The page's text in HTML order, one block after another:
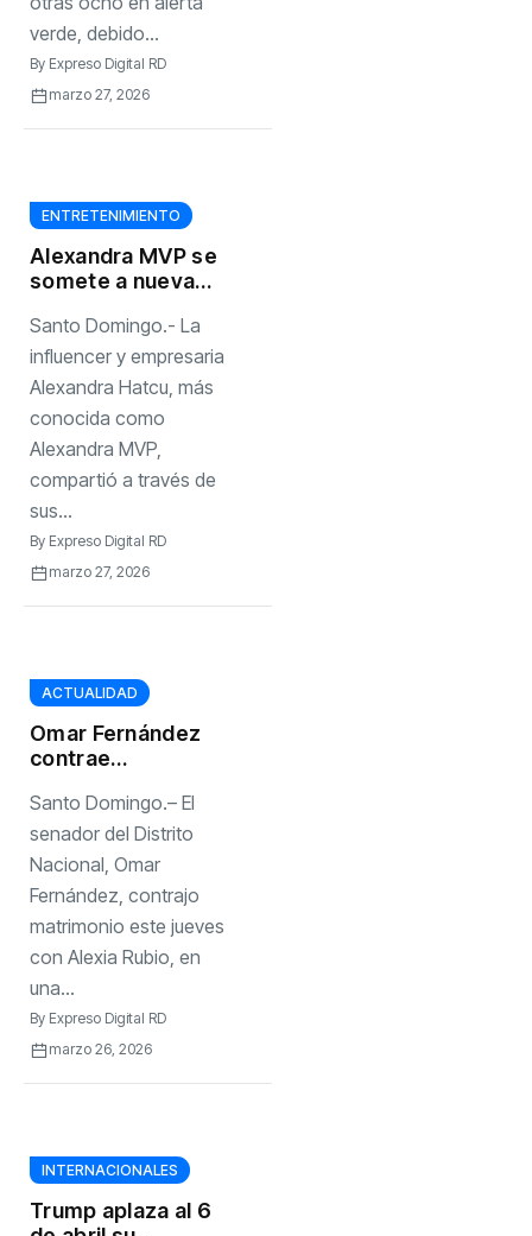
verde, debido...
By Expreso Digital RD
marzo 27, 2026
ENTRETENIMIENTO
Alexandra MVP se
somete a nueva
y pide a sus fans
le deseen pronta
recuperación
Santo Domingo.- La
influencer y empresaria
Alexandra Hatcu, más
conocida como
Alexandra MVP,
compartió a través de
sus...
By Expreso Digital RD
marzo 27, 2026
ACTUALIDAD
Omar Fernández
contrae
ceremonia íntima
Santo Domingo.– El
senador del Distrito
Nacional, Omar
Fernández, contrajo
matrimonio este jueves
con Alexia Rubio, en
una...
By Expreso Digital RD
marzo 26, 2026
INTERNACIONALES
Trump aplaza al 6